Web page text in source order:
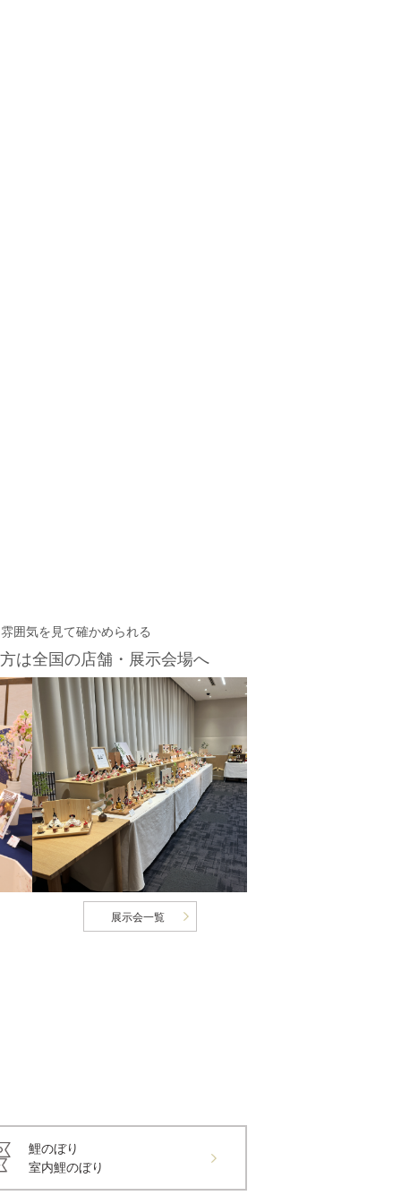
囲気を見て確かめられる
は全国の店舗・展示会場へ
展示会一覧
鯉のぼり
室内鯉のぼり